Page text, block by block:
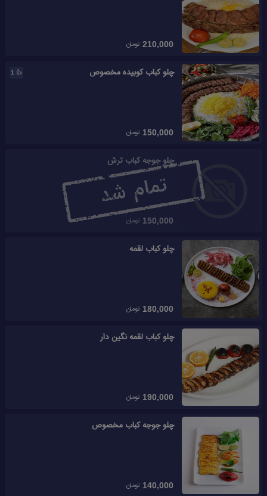
210,000 تومان
👍
1 چلو کباب کوبیده مخصوص
150,000 تومان
چلو جوجه کباب ترش
150,000 تومان
چلو کباب لقمه
180,000 تومان
چلو کباب لقمه نگین دار
190,000 تومان
چلو جوجه کباب مخصوص
140,000 تومان